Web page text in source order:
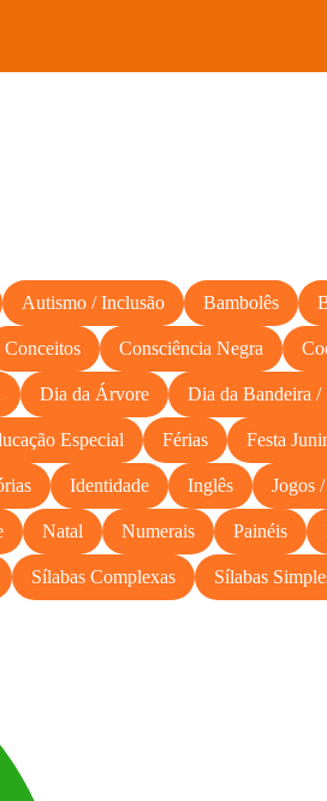
Autismo / Inclusão Bambolês
Conceitos Consciência Negra
Dia da Árvore Dia da Bandeira /
Especial Férias Festa
Identidade Inglês Jogos
Natal Numerais Painéis
Sílabas Complexas Sílabas